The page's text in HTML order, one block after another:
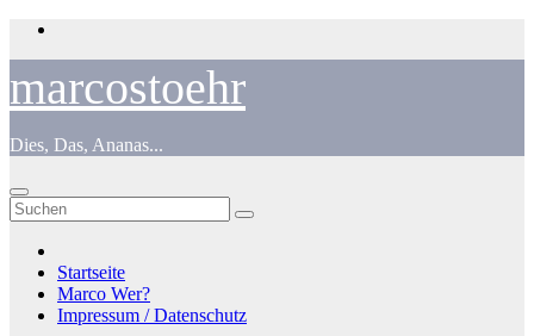
Zum
marcostoehr
Dies, Das, Ananas...
Startseite
Marco Wer?
Impressum / Datenschutz